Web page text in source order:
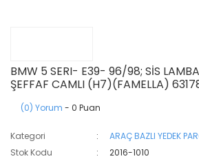
BMW 5 SERI- E39- 96/98; SİS
ŞEFFAF CAMLI (H7)(FAMELLA)
(0) Yorum - 0 Puan
Kategori
ARAÇ BAZLI YEDEK
Stok Kodu
2016-1010